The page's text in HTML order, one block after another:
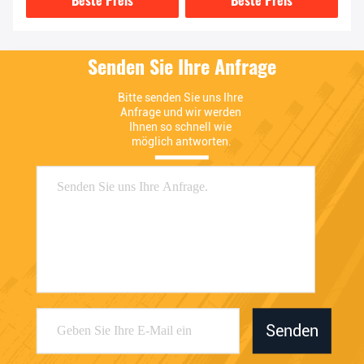
Richtung
Senden Sie Ihre Anfrage
Bitte senden Sie uns Ihre
Anfrage und wir werden
Ihnen so schnell wie
möglich antworten.
Senden